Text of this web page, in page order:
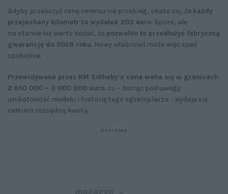
Gdyby przeliczyć cenę serwisu na przebieg, okaże się, że każdy
przejechany kilometr to wydatek 203 euro. Sporo, ale
na otarcie łez warto dodać, że pozwoliło to przedłużyć fabryczną
gwarancję do 2028 roku. Nowy właściciel może więc spać
spokojnie.
Przewidywana przez RM Sotheby’s cena waha się w granicach
2 650 000 – 3 000 000 euro, co – biorąc pod uwagę
unikatowość modelu i historię tego egzemplarza - wydaje się
całkiem rozsądną kwotą.